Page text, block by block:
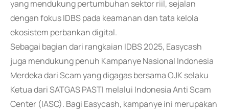
yang mendukung pertumbuhan sektor riil, sejalan
dengan fokus IDBS pada keamanan dan tata kelola
ekosistem perbankan digital.
Sebagai bagian dari rangkaian IDBS 2025, Easycash
juga mendukung penuh Kampanye Nasional Indonesia
Merdeka dari Scam yang digagas bersama OJK selaku
Ketua dari SATGAS PASTI melalui Indonesia Anti Scam
Center (IASC). Bagi Easycash, kampanye ini merupakan